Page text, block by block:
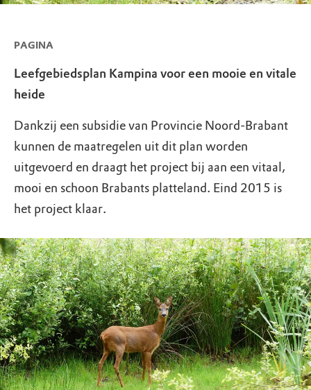
PAGINA
Leefgebiedsplan Kampina voor een mooie en vitale
heide
Dankzij een subsidie van Provincie Noord-Brabant
kunnen de maatregelen uit dit plan worden
uitgevoerd en draagt het project bij aan een vitaal,
mooi en schoon Brabants platteland. Eind 2015 is
het project klaar.